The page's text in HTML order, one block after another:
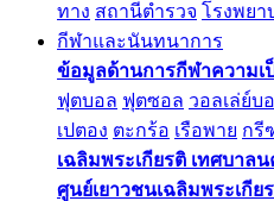
ทาง สถานีตำรวจ โรงพยา
กีฬาและนันทนาการ
ข้อมูลด้านการกีฬาความเ
ฟุตบอล ฟุตซอล วอลเล่ย์บ
เปตอง ตะกร้อ เรือพาย กรี
เฉลิมพระเกียรติ เทศบาล
ศูนย์เยาวชนเฉลิมพระเกี